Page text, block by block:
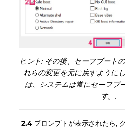
ヒント: その後、セーフブート
れらの変更を元に戻すように
は、システムは常にセーフブ
す。.
2.4 プロンプトが表示されたら,